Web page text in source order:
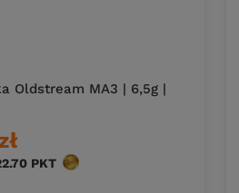
Oldstream MA3 | 6,5g |
PKT punktów